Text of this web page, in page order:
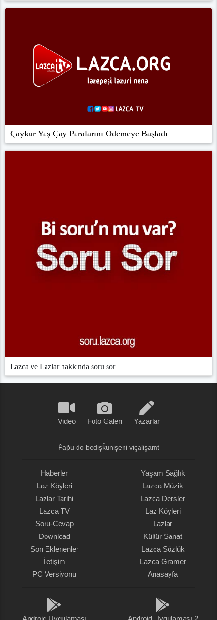
Çaykur Yaş Çay Paralarını Ödemeye Başladı
Lazca ve Lazlar hakkında soru sor
Video Foto Galeri Yazarlar
P̌ap̌u do bedişǩunişeni viçalişamt
Haberler
Laz Köyleri
Lazlar Tarihi
Lazca TV
Soru-Cevap
Download
Son Eklenenler
İletişim
PC Versiyonu
Yaşam Sağlık
Lazca Müzik
Lazca Dersler
Laz Köyleri
Lazlar
Kültür Sanat
Lazca Sözlük
Lazca Gramer
Anasayfa
Android Uygulaması Android Uygulaması 2